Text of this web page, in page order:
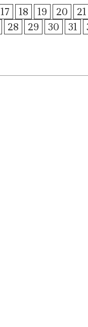
17 18 19 20 21
28 29 30 31